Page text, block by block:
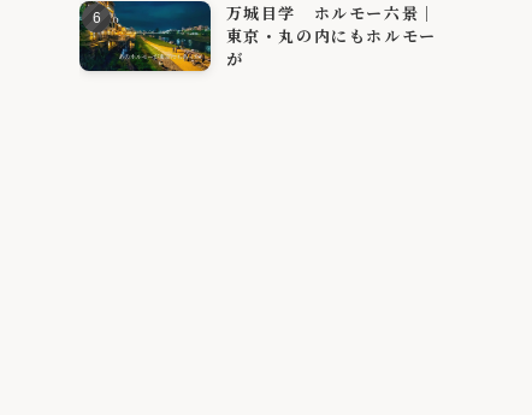
万城目学 ホルモー六景｜
東京・丸の内にもホルモー
が